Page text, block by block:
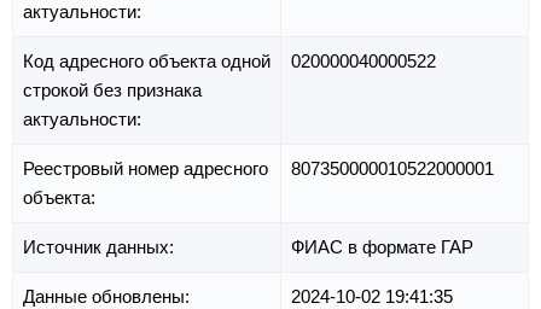
актуальности:
Код адресного объекта одной
строкой без признака
актуальности:
020000040000522
Реестровый номер адресного
объекта:
807350000010522000001
Источник данных: ФИАС в формате ГАР
Данные обновлены: 2024-10-02 19:41:35